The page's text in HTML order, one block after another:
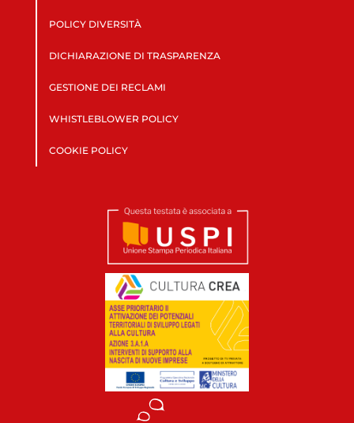
POLICY DIVERSITÀ
DICHIARAZIONE DI TRASPARENZA
GESTIONE DEI RECLAMI
WHISTLEBLOWER POLICY
COOKIE POLICY